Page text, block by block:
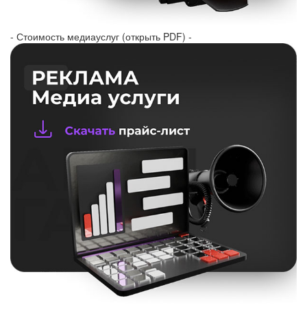
- Стоимость медиауслуг (открыть PDF) -